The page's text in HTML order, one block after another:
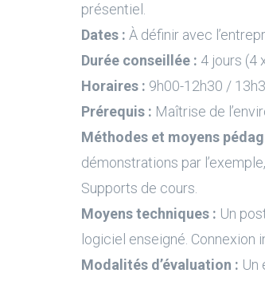
présentiel.
Dates : À définir avec
Durée conseillée : 4 jours (4
Horaires : 9h00-12h30 /
Prérequis : Maîtrise de
Méthodes et moyens
démonstrations par
Supports de cours.
Moyens techniques : Un
logiciel enseigné. Connexion
Modalités d’évaluation : Un